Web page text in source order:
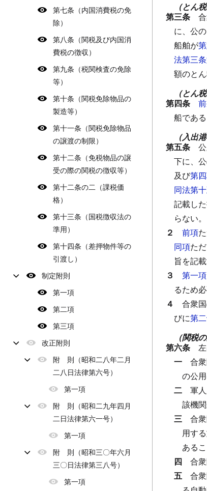
第七条（内国消費税の免
除）
第八条（関税及び内国消
費税の徴収）
第九条（税関検査の免除
等）
第十条（関税免除物品の
製造等）
第十一条（関税免除物品
の譲渡の制限）
第十二条（免税物品の譲
受の際の関税の徴収等）
第十二条の二（課税価
格）
第十三条（国税徴収法の
準用）
第十四条（差押物件等の
引渡し）
制定附則
第一項
第二項
第三項
改正附則
附 則（昭和二八年二月
二八日法律第六号）
第一項
附 則（昭和二九年四月
二日法律第六一号）
第一項
附 則（昭和三〇年六月
三〇日法律第三八号）
第一項
（とん
第三条
に、公
船舶が
法第三
額のと
（とん
第四条
船であ
（入出
第五条
下に、
及び第
同法第
記載し
らない。
２ 前項
同項た
旨を記
３ 第一項
るため
４ 合衆
びに第
（関税
第六条
一 合
の公
二 軍
該機
三 合
用す
ある
四 合
五 合